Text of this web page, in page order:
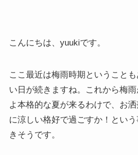
こんにちは、yuukiです。
ここ最近は梅雨時期ということ
い日が続きますね。これから梅
よ本格的な夏が来るわけで、お
に涼しい格好で過ごすか！とい
きそうです。